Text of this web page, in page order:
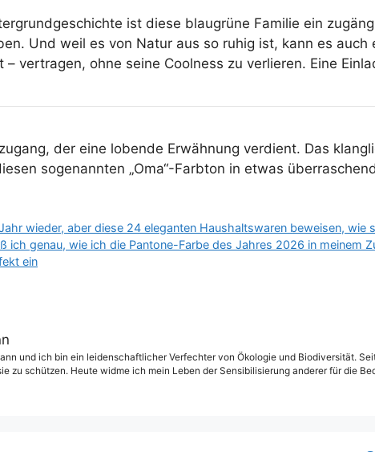
ist diese blaugrüne Familie ein
Und weil es von Natur aus so ruhig ist, kann es
– vertragen, ohne seine Coolness zu verlieren. Eine
der eine lobende Erwähnung verdient. Das
sogenannten „Oma“-Farbton in etwas
wieder, aber diese 24 eleganten Haushaltswaren beweisen, wie
ich genau, wie ich die Pantone-Farbe des Jahres 2026 in meinem
ein
und ich bin ein leidenschaftlicher Verfechter von Ökologie und Biodiversität.
zu schützen. Heute widme ich mein Leben der Sensibilisierung anderer für die